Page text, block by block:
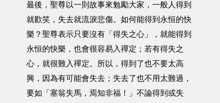
最後，聖尊以一則故事來勉勵大家，一般人得到
就歡笑，失去就流淚悲傷。如何能得到永恒的快
樂？聖尊表示只要沒有「得失之心」，就能得到
永恒的快樂，也會很容易入禪定；若有得失之
心，就很難入禪定。所以，得到了也不要太高
興，因為有可能會失去；失去了也不用太難過，
要如「塞翁失馬，焉知非福！」不論得到或失